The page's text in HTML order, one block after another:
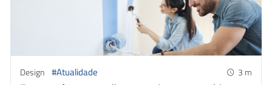
Design #Atualidade 3 m